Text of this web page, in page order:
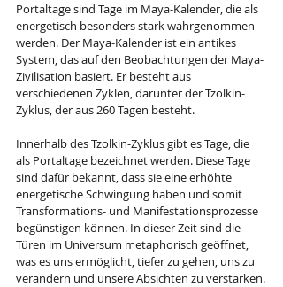
Portaltage sind Tage im Maya-Kalender, die als
energetisch besonders stark wahrgenommen
werden. Der Maya-Kalender ist ein antikes
System, das auf den Beobachtungen der Maya-
Zivilisation basiert. Er besteht aus
verschiedenen Zyklen, darunter der Tzolkin-
Zyklus, der aus 260 Tagen besteht.
Innerhalb des Tzolkin-Zyklus gibt es Tage, die
als Portaltage bezeichnet werden. Diese Tage
sind dafür bekannt, dass sie eine erhöhte
energetische Schwingung haben und somit
Transformations- und Manifestationsprozesse
begünstigen können. In dieser Zeit sind die
Türen im Universum metaphorisch geöffnet,
was es uns ermöglicht, tiefer zu gehen, uns zu
verändern und unsere Absichten zu verstärken.